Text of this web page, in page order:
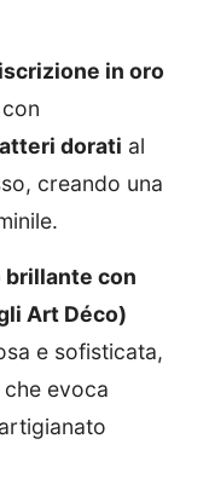
iscrizione in oro
con
dorati al
creando una
brillante con
Art Déco)
e sofisticata,
evoca